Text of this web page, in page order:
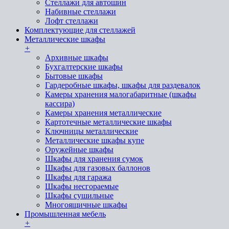
Стеллажи для автошин
Набивные стеллажи
Лофт стеллажи
Комплектующие для стеллажей
Металлические шкафы
+
Архивные шкафы
Бухгалтерские шкафы
Бытовые шкафы
Гардеробные шкафы, шкафы для раздевалок
Камеры хранения малогабаритные (шкафы
кассира)
Камеры хранения металлические
Картотечные металлические шкафы
Ключницы металлические
Металлические шкафы купе
Оружейные шкафы
Шкафы для хранения сумок
Шкафы для газовых баллонов
Шкафы для гаража
Шкафы несгораемые
Шкафы сушильные
Многоящичные шкафы
Промышленная мебель
+